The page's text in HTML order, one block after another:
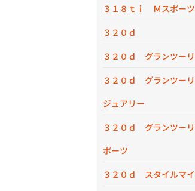
３１８ｔｉ Ｍスポーツ
３２０ｄ
３２０ｄ グランツー
３２０ｄ グランツー
ジュアリー
３２０ｄ グランツー
ポーツ
３２０ｄ スタイルマ